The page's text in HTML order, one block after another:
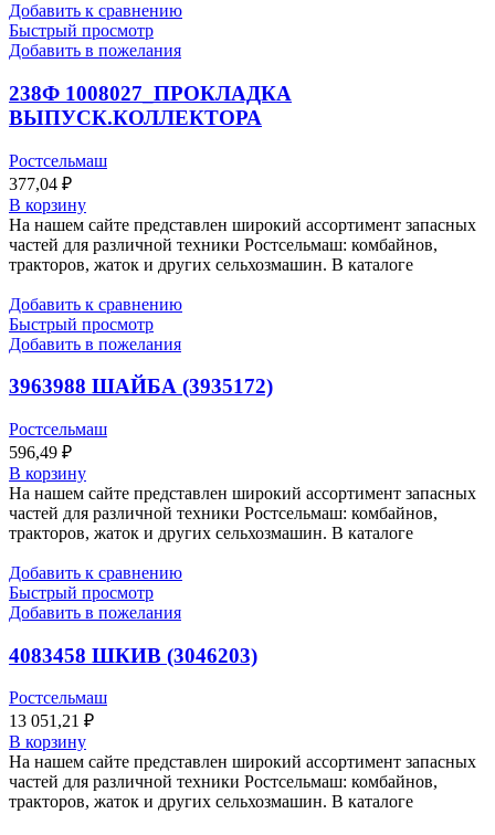
Добавить к сравнению
Быстрый просмотр
Добавить в пожелания
238Ф 1008027_ПРОКЛАДКА
ВЫПУСК.КОЛЛЕКТОРА
Ростсельмаш
377,04 ₽
В корзину
На нашем сайте представлен широкий ассортимент запасных
частей для различной техники Ростсельмаш: комбайнов,
тракторов, жаток и других сельхозмашин. В каталоге
Добавить к сравнению
Быстрый просмотр
Добавить в пожелания
3963988 ШАЙБА (3935172)
Ростсельмаш
596,49 ₽
В корзину
На нашем сайте представлен широкий ассортимент запасных
частей для различной техники Ростсельмаш: комбайнов,
тракторов, жаток и других сельхозмашин. В каталоге
Добавить к сравнению
Быстрый просмотр
Добавить в пожелания
4083458 ШКИВ (3046203)
Ростсельмаш
13 051,21 ₽
В корзину
На нашем сайте представлен широкий ассортимент запасных
частей для различной техники Ростсельмаш: комбайнов,
тракторов, жаток и других сельхозмашин. В каталоге